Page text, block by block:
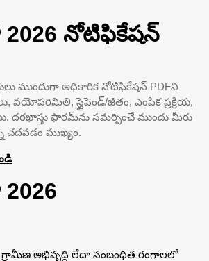
2026 నోటిఫికేషన్
ముందుగా అధికారిక నోటిఫికేషన్ PDFని
స్టైపెండ్/జీతం, ఎంపిక ప్రక్రియ,
దరఖాస్తు ఫారమ్‌ను సమర్పించే ముందు మీరు
చదవడం ముఖ్యం.
2026
అభివృద్ధి లేదా సంబంధిత రంగాలలో